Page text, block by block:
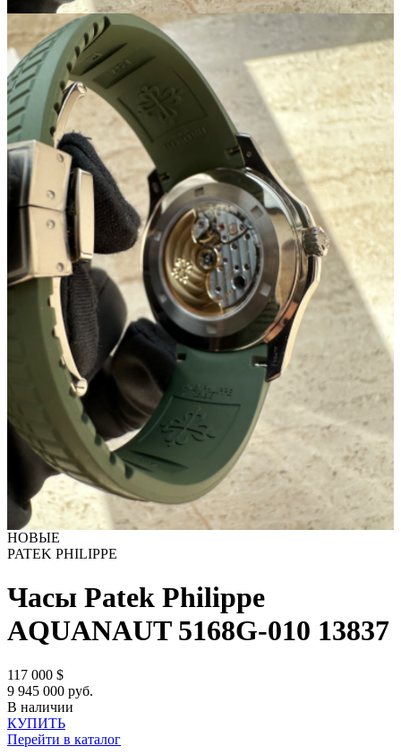
НОВЫЕ
PATEK PHILIPPE
Часы Patek Philippe
AQUANAUT 5168G-010 13837
117 000 $
9 945 000 руб.
В наличии
КУПИТЬ
Перейти в каталог